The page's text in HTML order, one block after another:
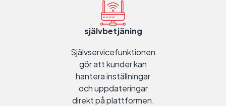
självbetjäning
Självservicefunktionen
gör att kunder kan
hantera inställningar
och uppdateringar
direkt på plattformen.